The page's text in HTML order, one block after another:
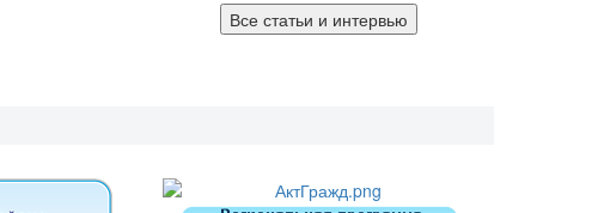
Все статьи и интервью